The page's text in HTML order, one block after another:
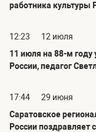
работника
12:23
12 июля
11 июля на 88-м
России, педагог
17:44
29 июня
Саратовское
России